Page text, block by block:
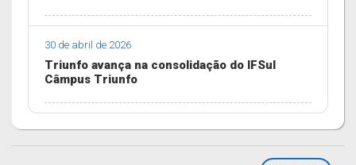
30 de abril de 2026
Triunfo avança na consolidação do IFSul
Câmpus Triunfo